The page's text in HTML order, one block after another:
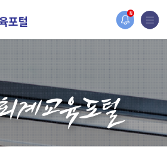
N
개편되었습니다.
원홈페이지가 새롭게 개설되었습니다.